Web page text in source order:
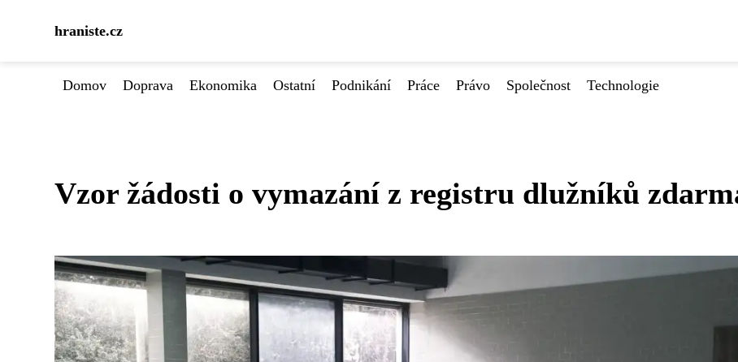
hraniste.cz
Domov Doprava Ekonomika Ostatní Podnikání Práce Právo Společnost Technologie
Vzor žádosti o vymazání z registru dlužníků